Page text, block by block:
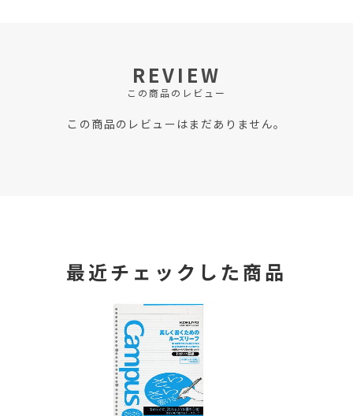
REVIEW
この商品のレビュー
この商品のレビューはまだありません。
最近チェックした商品